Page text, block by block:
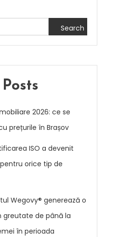
Search
2026: ce se
prețurile în Brașov
ISO a devenit
orice tip de
Wegovy® generează o
greutate de până la
în perioada